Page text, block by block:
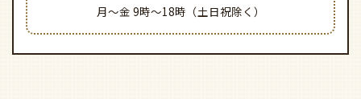
月～金 9時～18時（土日祝除く）